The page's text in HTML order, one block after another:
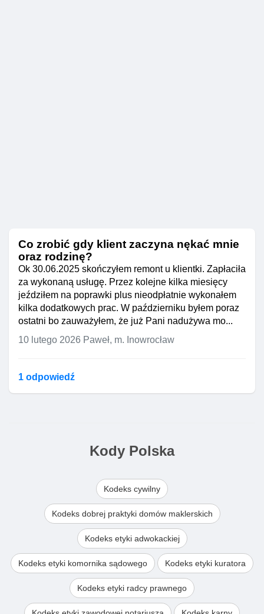
Co zrobić gdy klient zaczyna nękać mnie
oraz rodzinę?
Ok 30.06.2025 skończyłem remont u klientki. Zapłaciła
za wykonaną usługę. Przez kolejne kilka miesięcy
jeździłem na poprawki plus nieodpłatnie wykonałem
kilka dodatkowych prac. W październiku byłem poraz
ostatni bo zauważyłem, że już Pani nadużywa mo...
10 lutego 2026 Paweł, m. Inowrocław
1 odpowiedź
Kody Polska
Kodeks cywilny
Kodeks dobrej praktyki domów maklerskich
Kodeks etyki adwokackiej
Kodeks etyki komornika sądowego Kodeks etyki kuratora
Kodeks etyki radcy prawnego